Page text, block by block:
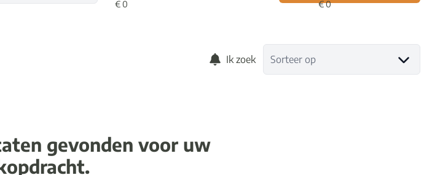
Ik zoek Sorteer op
gevonden voor uw